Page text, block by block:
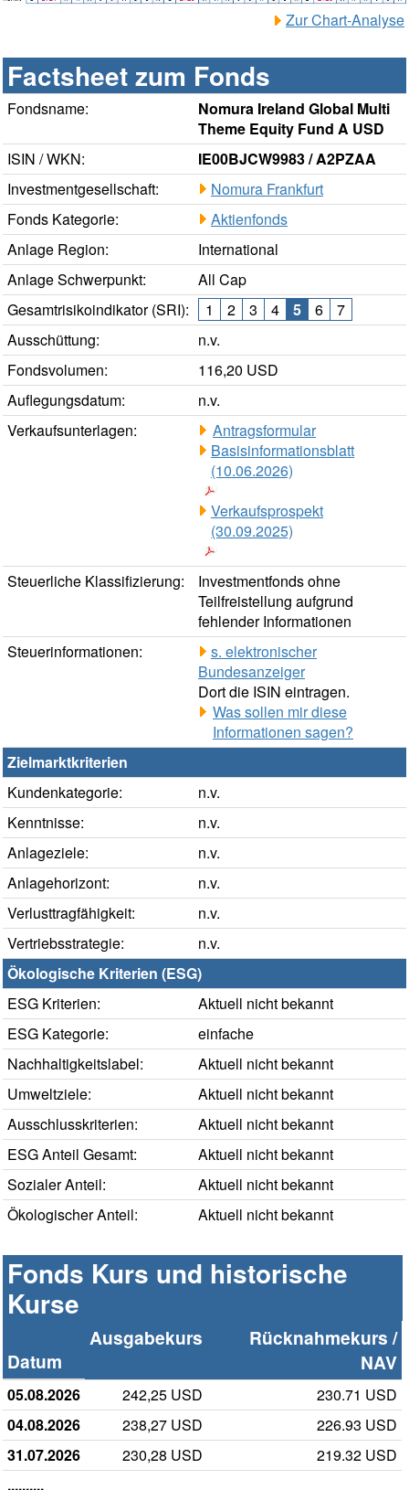
Zur Chart-Analyse
Factsheet zum Fonds
Fondsname:
Nomura Ireland Global Multi
Theme Equity Fund A USD
ISIN / WKN:
IE00BJCW9983 / A2PZAA
Investmentgesellschaft:
Nomura Frankfurt
Fonds Kategorie:
Aktienfonds
Anlage Region:
International
Anlage Schwerpunkt:
All Cap
Gesamtrisikoindikator (SRI):
1 2 3 4 5 6
7
Ausschüttung:
n.v.
Fondsvolumen:
116,20 USD
Auflegungsdatum:
n.v.
Verkaufsunterlagen:
Antragsformular
Basisinformationsblatt
(10.06.2026)
Verkaufsprospekt
(30.09.2025)
Steuerliche Klassifizierung:
Investmentfonds ohne
Teilfreistellung aufgrund
fehlender Informationen
Steuerinformationen:
s. elektronischer
Bundesanzeiger
Dort die ISIN eintragen.
Was sollen mir diese
Informationen sagen?
Zielmarktkriterien
Kundenkategorie:
n.v.
Kenntnisse:
n.v.
Anlageziele:
n.v.
Anlagehorizont:
n.v.
Verlusttragfähigkeit:
n.v.
Vertriebsstrategie:
n.v.
Ökologische Kriterien (ESG)
ESG Kriterien:
Aktuell nicht bekannt
ESG Kategorie:
einfache
Nachhaltigkeitslabel:
Aktuell nicht bekannt
Umweltziele:
Aktuell nicht bekannt
Ausschlusskriterien:
Aktuell nicht bekannt
ESG Anteil Gesamt:
Aktuell nicht bekannt
Sozialer Anteil:
Aktuell nicht bekannt
Ökologischer Anteil:
Aktuell nicht bekannt
Fonds Kurs und historische
Kurse
Datum
Ausgabekurs
Rücknahmekurs /
NAV
05.08.2026 242,25 USD
230.71 USD
04.08.2026
238,27 USD
226.93 USD
31.07.2026
230,28 USD
219.32 USD
..........